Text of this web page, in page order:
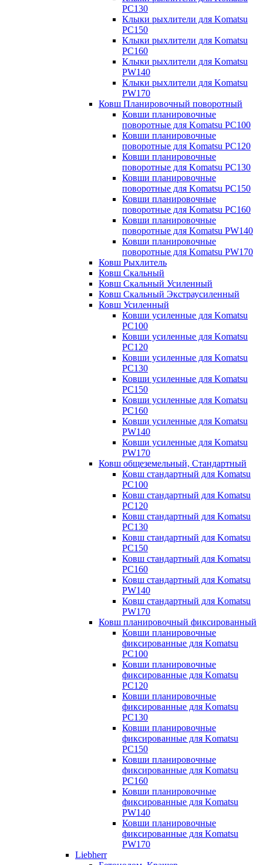
PC130
Клыки рыхлители для Komatsu
PC150
Клыки рыхлители для Komatsu
PC160
Клыки рыхлители для Komatsu
PW140
Клыки рыхлители для Komatsu
PW170
Ковш Планировочный поворотный
Ковши планировочные
поворотные для Komatsu PC100
Ковши планировочные
поворотные для Komatsu PC120
Ковши планировочные
поворотные для Komatsu PC130
Ковши планировочные
поворотные для Komatsu PC150
Ковши планировочные
поворотные для Komatsu PC160
Ковши планировочные
поворотные для Komatsu PW140
Ковши планировочные
поворотные для Komatsu PW170
Ковш Рыхлитель
Ковш Скальный
Ковш Скальный Усиленный
Ковш Скальный Экстраусиленный
Ковш Усиленный
Ковши усиленные для Komatsu
PC100
Ковши усиленные для Komatsu
PC120
Ковши усиленные для Komatsu
PC130
Ковши усиленные для Komatsu
PC150
Ковши усиленные для Komatsu
PC160
Ковши усиленные для Komatsu
PW140
Ковши усиленные для Komatsu
PW170
Ковш общеземельный, Стандартный
Ковш стандартный для Komatsu
PC100
Ковш стандартный для Komatsu
PC120
Ковш стандартный для Komatsu
PC130
Ковш стандартный для Komatsu
PC150
Ковш стандартный для Komatsu
PC160
Ковш стандартный для Komatsu
PW140
Ковш стандартный для Komatsu
PW170
Ковш планировочный фиксированный
Ковши планировочные
фиксированные для Komatsu
PC100
Ковши планировочные
фиксированные для Komatsu
PC120
Ковши планировочные
фиксированные для Komatsu
PC130
Ковши планировочные
фиксированные для Komatsu
PC150
Ковши планировочные
фиксированные для Komatsu
PC160
Ковши планировочные
фиксированные для Komatsu
PW140
Ковши планировочные
фиксированные для Komatsu
PW170
Liebherr